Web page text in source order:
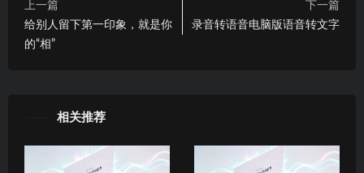
上一篇
给别人留下第一印象，就是你
的“相”
下一篇
录音转语音电脑版语音转文字
相关推荐